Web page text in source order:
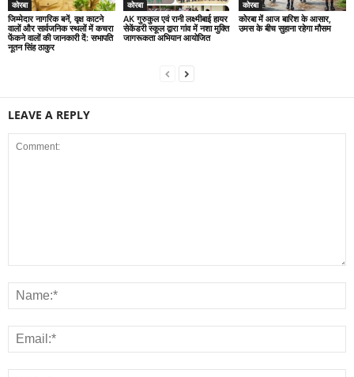
कोरबा
जिम्मेदार नागरिक बनें, वृक्ष काटने
वालों और सार्वजनिक स्थलों में कचरा
फेंकने वालों की जानकारी दें: सभापति
नूतन सिंह ठाकुर
कोरबा
AK गुरुकुल एवं रानी लक्ष्मीबाई हायर
सेकेंडरी स्कूल द्वारा गांव में नशा मुक्ति
जागरूकता अभियान आयोजित
कोरबा
कोरबा में आज बारिश के आसार,
उमस के बीच सुहाना रहेगा मौसम
LEAVE A REPLY